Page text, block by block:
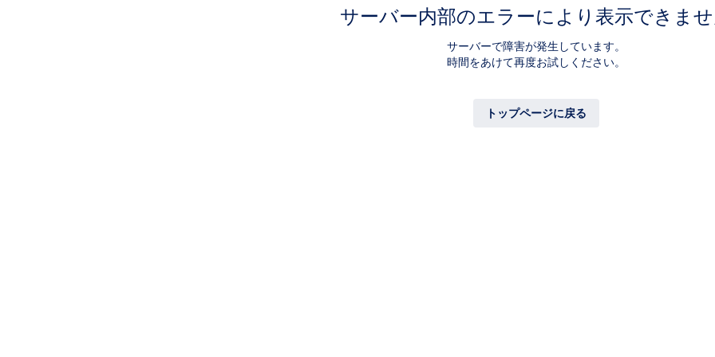
サーバー内部のエラーにより表示できま
サーバーで障害が発生しています。
時間をあけて再度お試しください。
トップページに戻る